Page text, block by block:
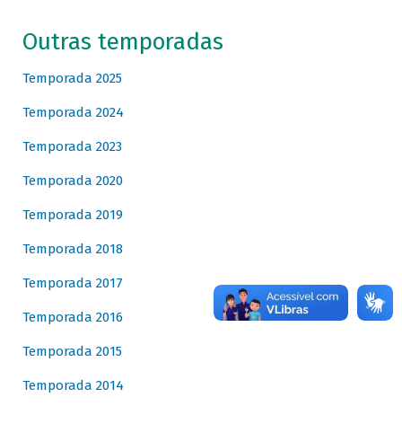
Outras temporadas
Temporada 2025
Temporada 2024
Temporada 2023
Temporada 2020
Temporada 2019
Temporada 2018
Temporada 2017
Temporada 2016
Temporada 2015
Temporada 2014